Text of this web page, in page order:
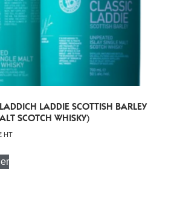
LADDIE SCOTTISH BARLEY
SCOTCH WHISKY)
HT